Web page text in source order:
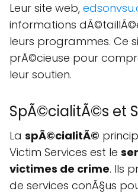
Leur site web,
informations
leurs programmes. Ce
prÃ©cieuse pour
leur soutien.
SpÃ©cialitÃ©s et
La spÃ©cialitÃ©
Victim Services est le
victimes de crime. Ils
de services conÃ§us